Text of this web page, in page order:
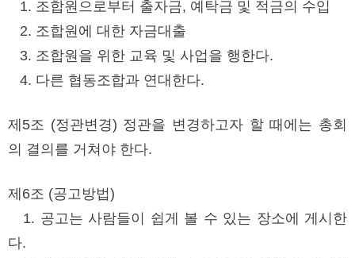
1. 조합원으로부터 출자금, 예탁금 및 적금의 수입
2. 조합원에 대한 자금대출
3. 조합원을 위한 교육 및 사업을 행한다.
4. 다른 협동조합과 연대한다.
제5조 (정관변경) 정관을 변경하고자 할 때에는 총회
의 결의를 거쳐야 한다.
제6조 (공고방법)
1. 공고는 사람들이 쉽게 볼 수 있는 장소에 게시한
다.